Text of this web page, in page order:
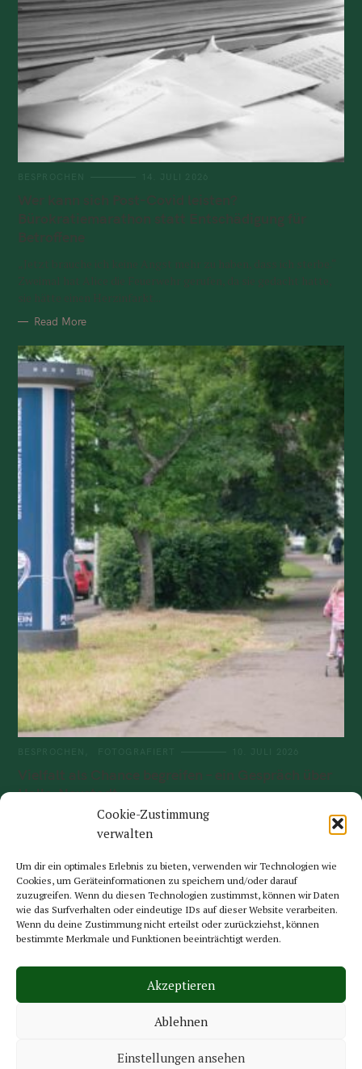
Cookie-Zustimmung
verwalten
Um dir ein optimales Erlebnis zu bieten, verwenden wir Technologien wie
Cookies, um Geräteinformationen zu speichern und/oder darauf
zuzugreifen. Wenn du diesen Technologien zustimmst, können wir Daten
wie das Surfverhalten oder eindeutige IDs auf dieser Website verarbeiten.
Wenn du deine Zustimmung nicht erteilst oder zurückziehst, können
bestimmte Merkmale und Funktionen beeinträchtigt werden.
Akzeptieren
Ablehnen
Einstellungen ansehen
Wer kann sich Post-Covid leisten?
Bürokratiemarathon statt Entschädigung für
Betroffene
„Jetzt brauche ich keine Angst mehr zu haben, dass ich sterbe.“
Zweimal hat Alice die Feuerwehr gerufen, da sie gedacht hatte,
sie hätte einen Herzinfarkt...
Read More
Vielfalt als Chance begreifen – ein Gespräch über
Halle-Neustadt
„Ich kann mir nicht vorstellen, an einem anderen Ort in Halle zu
wohnen“, sagt Bahloul* mit einem Lächeln im Gesicht, als er
Read More
Datenschutzerklärung
Cookie-Richtlinie (EU)
Impressum
© 2025 Reversed Magazine.